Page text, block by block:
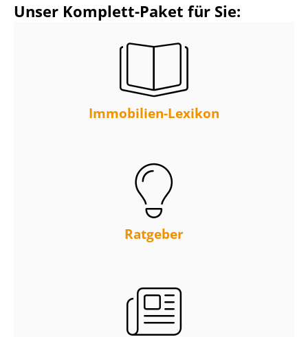
Unser Komplett-Paket für Sie:
Immobilien-Lexikon
Ratgeber